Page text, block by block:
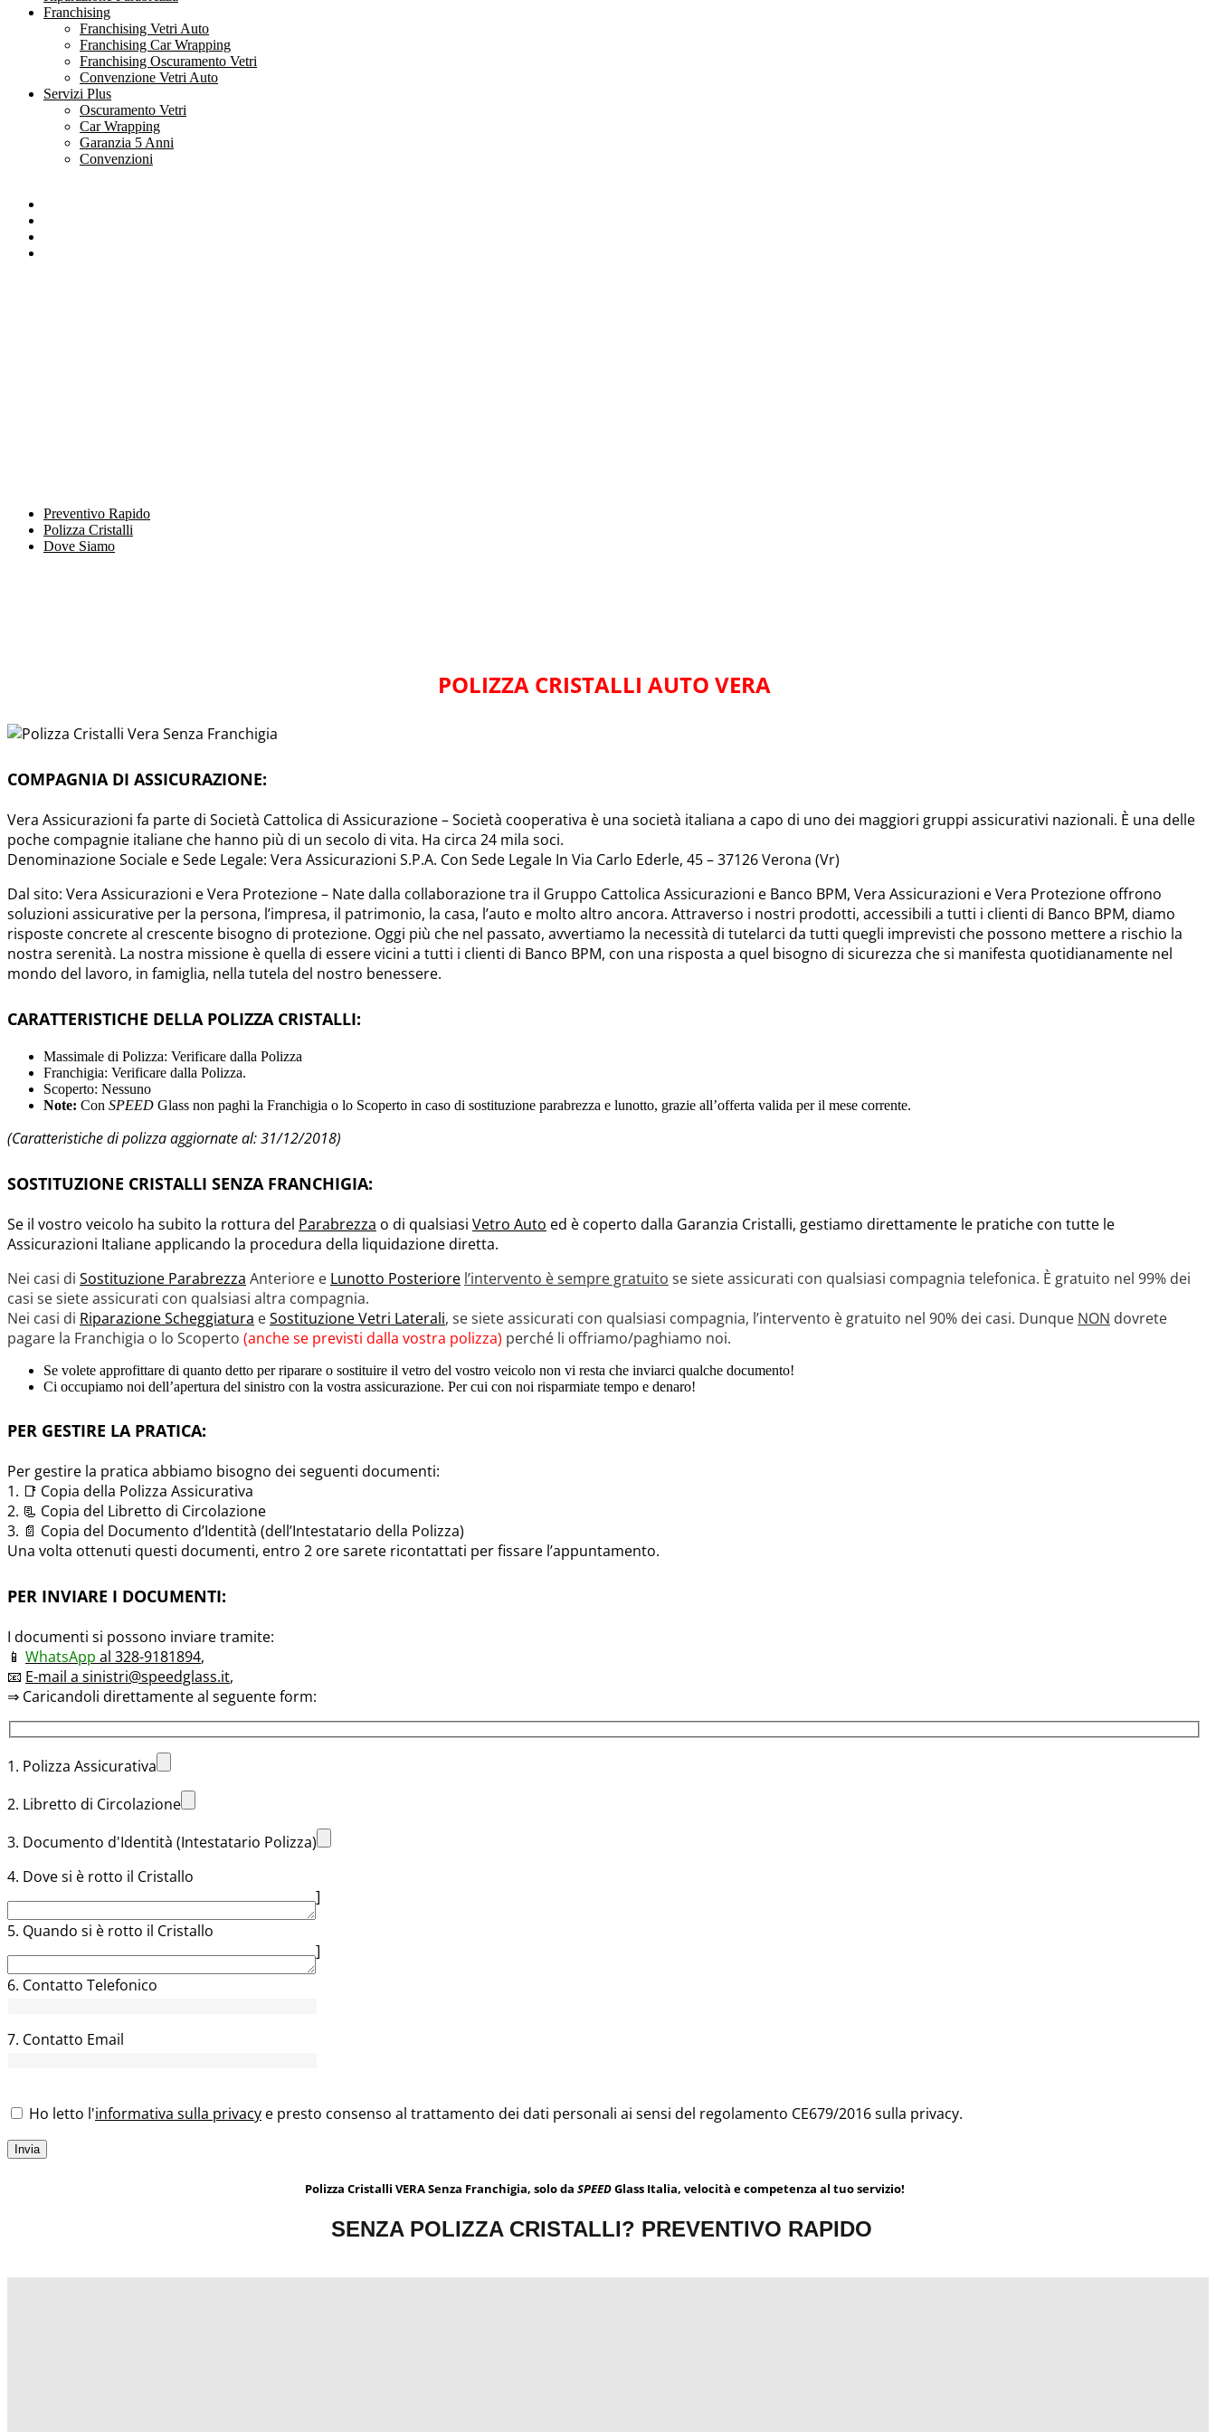
Franchising
Franchising Vetri Auto
Franchising Car Wrapping
Franchising Oscuramento Vetri
Convenzione Vetri Auto
Servizi Plus
Oscuramento Vetri
Car Wrapping
Garanzia 5 Anni
Convenzioni
Preventivo Rapido
Polizza Cristalli
Dove Siamo
POLIZZA CRISTALLI AUTO VERA
COMPAGNIA DI ASSICURAZIONE:
Vera Assicurazioni fa parte di Società Cattolica di Assicurazione – Società cooperativa è una società italiana a capo di uno dei maggiori gruppi assicurativi nazionali. È una delle
poche compagnie italiane che hanno più di un secolo di vita. Ha circa 24 mila soci.
Denominazione Sociale e Sede Legale: Vera Assicurazioni S.P.A. Con Sede Legale In Via Carlo Ederle, 45 – 37126 Verona (Vr)
Dal sito: Vera Assicurazioni e Vera Protezione – Nate dalla collaborazione tra il Gruppo Cattolica Assicurazioni e Banco BPM, Vera Assicurazioni e Vera Protezione offrono
soluzioni assicurative per la persona, l’impresa, il patrimonio, la casa, l’auto e molto altro ancora. Attraverso i nostri prodotti, accessibili a tutti i clienti di Banco BPM, diamo
risposte concrete al crescente bisogno di protezione. Oggi più che nel passato, avvertiamo la necessità di tutelarci da tutti quegli imprevisti che possono mettere a rischio la
nostra serenità. La nostra missione è quella di essere vicini a tutti i clienti di Banco BPM, con una risposta a quel bisogno di sicurezza che si manifesta quotidianamente nel
mondo del lavoro, in famiglia, nella tutela del nostro benessere.
CARATTERISTICHE DELLA POLIZZA CRISTALLI:
Massimale di Polizza: Verificare dalla Polizza
Franchigia: Verificare dalla Polizza.
Scoperto: Nessuno
Note: Con SPEED Glass non paghi la Franchigia o lo Scoperto in caso di sostituzione parabrezza e lunotto, grazie all’offerta valida per il mese corrente.
(Caratteristiche di polizza aggiornate al: 31/12/2018)
SOSTITUZIONE CRISTALLI SENZA FRANCHIGIA:
Se il vostro veicolo ha subito la rottura del Parabrezza o di qualsiasi Vetro Auto ed è coperto dalla Garanzia Cristalli, gestiamo direttamente le pratiche con tutte le
Assicurazioni Italiane applicando la procedura della liquidazione diretta.
Nei casi di Sostituzione Parabrezza Anteriore e Lunotto Posteriore l’intervento è sempre gratuito se siete assicurati con qualsiasi compagnia telefonica. È gratuito nel 99% dei
casi se siete assicurati con qualsiasi altra compagnia.
Nei casi di Riparazione Scheggiatura eSostituzione Vetri Laterali, se siete assicurati con qualsiasi compagnia, l’intervento è gratuito nel 90% dei casi. Dunque NON dovrete
pagare la Franchigia o lo Scoperto (anche se previsti dalla vostra polizza) perché li offriamo/paghiamo noi.
Se volete approfittare di quanto detto per riparare o sostituire il vetro del vostro veicolo non vi resta che inviarci qualche documento!
Ci occupiamo noi dell’apertura del sinistro con la vostra assicurazione. Per cui con noi risparmiate tempo e denaro!
PER GESTIRE LA PRATICA:
Per gestire la pratica abbiamo bisogno dei seguenti documenti:
1. 📑 Copia della Polizza Assicurativa
2. 📃 Copia del Libretto di Circolazione
3. 📄 Copia del Documento d’Identità (dell’Intestatario della Polizza)
Una volta ottenuti questi documenti, entro 2 ore sarete ricontattati per fissare l’appuntamento.
PER INVIARE I DOCUMENTI:
I documenti si possono inviare tramite:
📱 WhatsApp al 328-9181894,
📧 E-mail a sinistri@speedglass.it,
⇒ Caricandoli direttamente al seguente form:
1. Polizza Assicurativa
2. Libretto di Circolazione
3. Documento d'Identità (Intestatario Polizza)
4. Dove si è rotto il Cristallo
]
5. Quando si è rotto il Cristallo
]
6. Contatto Telefonico
7. Contatto Email
Ho letto l'informativa sulla privacy e presto consenso al trattamento dei dati personali ai sensi del regolamento CE679/2016 sulla privacy.
Polizza Cristalli VERA Senza Franchigia, solo da SPEEDGlass Italia, velocità e competenza al tuo servizio!
SENZA POLIZZA CRISTALLI? PREVENTIVO RAPIDO